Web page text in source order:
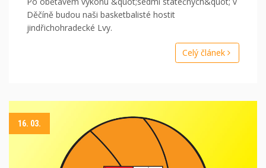
Děčíně budou naši basketbalisté hostit
jindřichohradecké Lvy.
Celý článek
16. 03.